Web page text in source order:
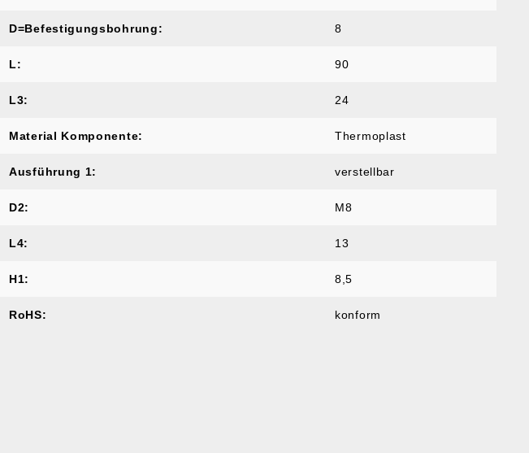
D=Befestigungsbohrung: 8
L: 90
L3: 24
Material Komponente: Thermoplast
Ausführung 1: verstellbar
D2: M8
L4: 13
H1: 8,5
RoHS: konform